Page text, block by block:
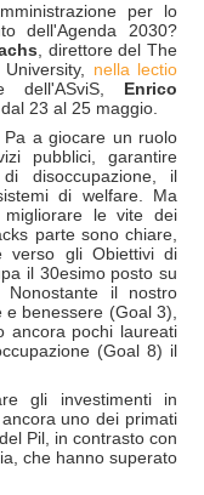
per lo
dell'Agenda 2030?
, direttore del The
nella lectio
dell'ASviS, Enrico
23 al 25 maggio.
a giocare un ruolo
pubblici, garantire
disoccupazione, il
di welfare. Ma
le vite dei
parte sono chiare,
verso gli Obiettivi di
il 30esimo posto su
il nostro
benessere (Goal 3),
ancora pochi laureati
(Goal 8) il
gli investimenti in
uno dei primati
Pil, in contrasto con
che hanno superato